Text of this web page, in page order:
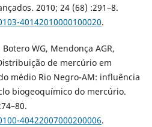
2010; 24 (68) :291–8.
40142010000100020.
WG, Mendonça AGR,
de mercúrio em
médio Rio Negro-AM: influência
biogeoquímico do mercúrio.
40422007000200006.